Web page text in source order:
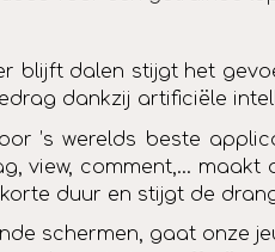
blijft dalen stijgt het
dankzij artificiële
’s werelds beste
view, comment,…
duur en stijgt de
schermen, gaat onze